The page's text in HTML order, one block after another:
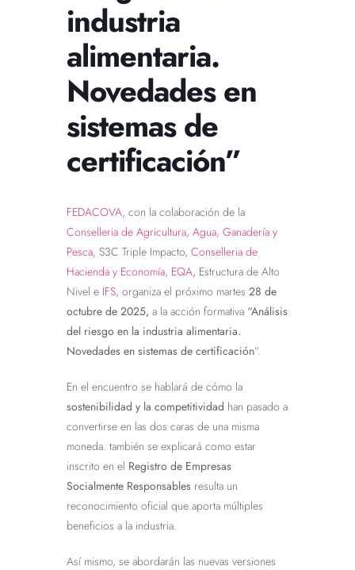
industria
alimentaria.
Novedades en
sistemas de
certificación”
FEDACOVA, con la colaboración de la
Conselleria de Agricultura, Agua, Ganadería y
Pesca, S3C Triple Impacto, Conselleria de
Hacienda y Economía, EQA, Estructura de Alto
Nivel e IFS, organiza el próximo martes 28 de
octubre de 2025, a la acción formativa “Análisis
del riesgo en la industria alimentaria.
Novedades en sistemas de certificación”.
En el encuentro se hablará de cómo la
sostenibilidad y la competitividad han pasado a
convertirse en las dos caras de una misma
moneda. también se explicará como estar
inscrito en el Registro de Empresas
Socialmente Responsables resulta un
reconocimiento oficial que aporta múltiples
beneficios a la industria.
Así mismo, se abordarán las nuevas versiones